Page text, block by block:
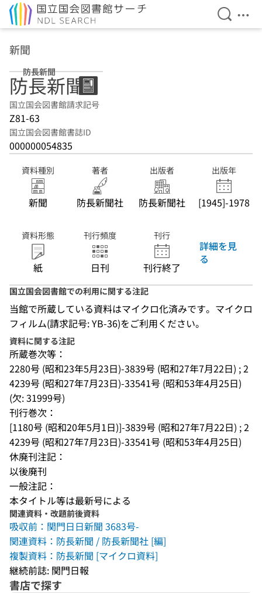
検索を
メ
新聞
防長新聞
防長新聞
国立国会図書館請求記号
Z81-63
国立国会図書館書誌ID
000000054835
資料種別
新聞
著者
防長新聞社
出版者
防長新聞社
出版年
[1945]-1978
資料形態
紙
刊行頻度
日刊
刊行
刊行終了
詳細を見
る
国立国会図書館での利用に関する注記
当館で所蔵している資料はマイクロ化済みです。マイクロ
フィルム(請求記号: YB-36)をご利用ください。
資料に関する注記
所蔵巻次等：
2280号 (昭和23年5月23日)-3839号 (昭和27年7月22日) ; 2
4239号 (昭和27年7月23日)-33541号 (昭和53年4月25日)
(欠: 31999号)
刊行巻次：
[1180号 (昭和20年5月1日)]-3839号 (昭和27年7月22日) ; 2
4239号 (昭和27年7月23日)-33541号 (昭和53年4月25日)
休廃刊注記：
以後廃刊
一般注記：
本タイトル等は最新号による
関連資料・改題前後資料
吸収前：関門日日新聞 3683号-
関連資料：防長新聞 / 防長新聞社 [編]
複製資料：防長新聞 [マイクロ資料]
継続前誌: 関門日報
書店で探す